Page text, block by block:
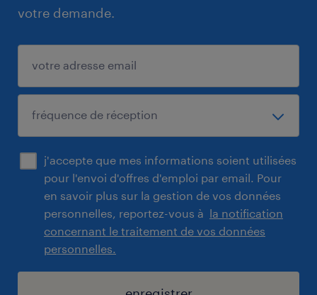
votre demande.
j'accepte que mes informations soient utilisées
pour l'envoi d'offres d'emploi par email. Pour
en savoir plus sur la gestion de vos données
personnelles, reportez-vous à la notification
concernant le traitement de vos données
personnelles.